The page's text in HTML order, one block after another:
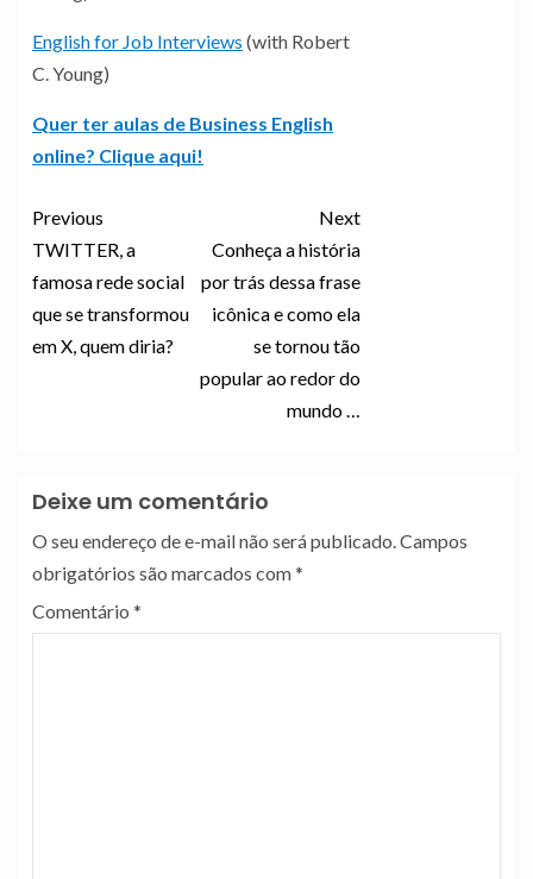
English for Job Interviews (with Robert
C. Young)
Quer ter aulas de Business English
online? Clique aqui!
Previous
TWITTER, a
famosa rede social
que se transformou
em X, quem diria?
Next
Conheça a história
por trás dessa frase
icônica e como ela
se tornou tão
popular ao redor do
mundo …
Deixe um comentário
O seu endereço de e-mail não será publicado.Campos
obrigatórios são marcados com*
Comentário *